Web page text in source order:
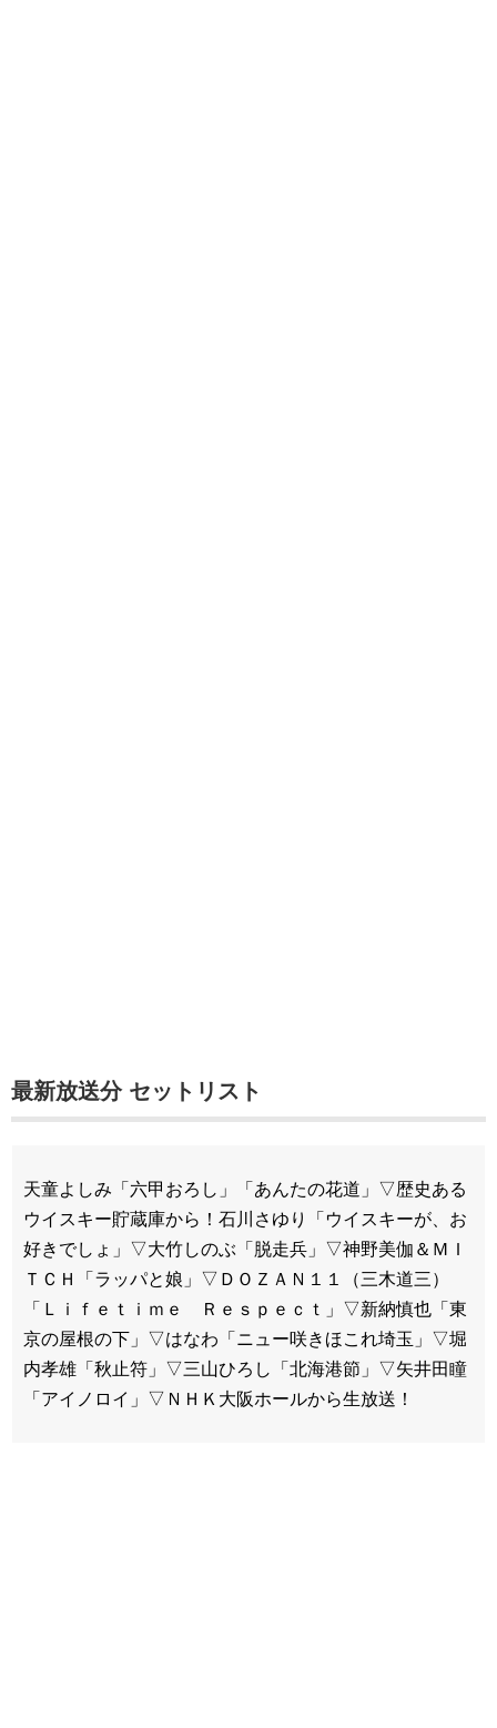
最新放送分 セットリスト
天童よしみ「六甲おろし」「あんたの花道」▽歴史ある
ウイスキー貯蔵庫から！石川さゆり「ウイスキーが、お
好きでしょ」▽大竹しのぶ「脱走兵」▽神野美伽＆ＭＩ
ＴＣＨ「ラッパと娘」▽ＤＯＺＡＮ１１（三木道三）
「Ｌｉｆｅｔｉｍｅ Ｒｅｓｐｅｃｔ」▽新納慎也「東
京の屋根の下」▽はなわ「ニュー咲きほこれ埼玉」▽堀
内孝雄「秋止符」▽三山ひろし「北海港節」▽矢井田瞳
「アイノロイ」▽ＮＨＫ大阪ホールから生放送！